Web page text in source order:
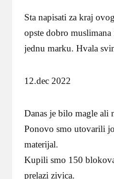
Sta napisati za kraj
opste dobro
jednu marku. Hvala
12.dec 2022
Danas je bilo magle ali
Ponovo smo utovarili
materijal.
Kupili smo 150
prelazi zivica.